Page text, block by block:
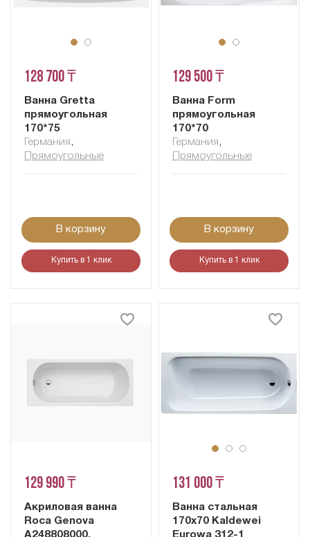
128 700 ₸
Ванна Gretta
прямоугольная
170*75
Германия ,
Прямоугольные
В корзину
Купить в 1 клик
129 500 ₸
Ванна Form
прямоугольная
170*70
Германия ,
Прямоугольные
В корзину
Купить в 1 клик
129 990 ₸
Акриловая ванна
Roca Genova
A248808000,
131 000 ₸
Ванна стальная
170х70 Kaldewei
Eurowa 312-1